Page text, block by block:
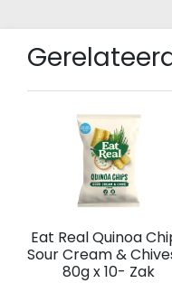
Eat Real Quinoa
Sour Cream &
80g x 10- Zak